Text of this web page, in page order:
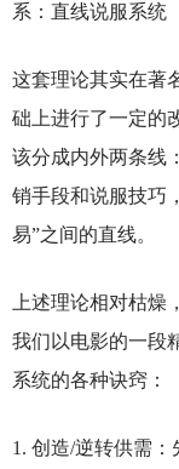
系：直线说服系统
这套理论其实在著
础上进行了一定的
该分成内外两条线
销手段和说服技巧
易”之间的直线。
上述理论相对枯燥
我们以电影的一段
系统的各种诀窍：
1. 创造/逆转供需：